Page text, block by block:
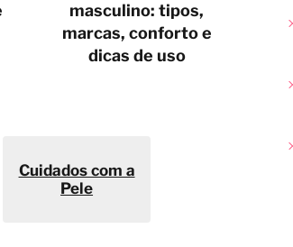
masculino: tipos,
marcas, conforto e
dicas de uso
Cuidados com a
Pele